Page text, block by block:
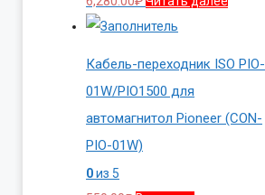
Кабель-переходник ISO PIO-
01W/PIO1500 для
автомагнитол Pioneer (CON-
PIO-01W)
0из 5